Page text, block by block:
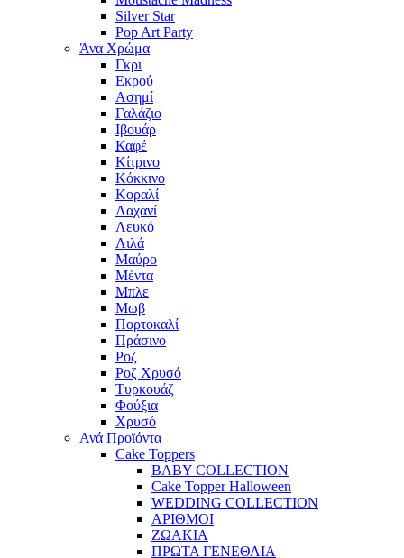
Silver Star
Pop Art Party
Άνα Χρώμα
Γκρι
Εκρού
Ασημί
Γαλάζιο
Ιβουάρ
Καφέ
Κίτρινο
Κόκκινο
Κοραλί
Λαχανί
Λευκό
Λιλά
Μαύρο
Μέντα
Μπλε
Μωβ
Πορτοκαλί
Πράσινο
Ροζ
Ροζ Χρυσό
Τυρκουάζ
Φούξια
Χρυσό
Ανά Προϊόντα
Cake Toppers
BABY COLLECTION
Cake Topper Halloween
WEDDING COLLECTION
ΑΡΙΘΜΟΙ
ΖΩΑΚΙΑ
ΠΡΩΤΑ ΓΕΝΕΘΛΙΑ